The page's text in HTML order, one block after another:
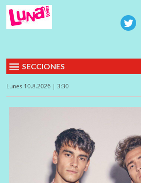
SECCIONES
Lunes 10.8.2026 | 3:30